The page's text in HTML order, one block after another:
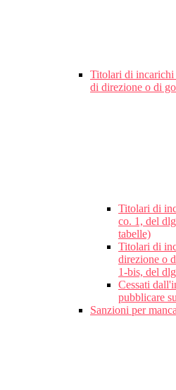
Titolari di
di direzione o di
Titolari di
co. 1, del
tabelle)
Titolari di
direzione o
1-bis, del
Cessati
pubblicare
Sanzioni per